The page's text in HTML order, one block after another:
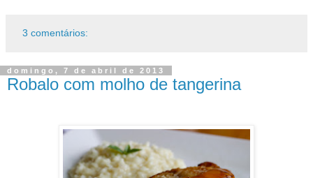
3 comentários:
domingo, 7 de abril de 2013
Robalo com molho de tangerina